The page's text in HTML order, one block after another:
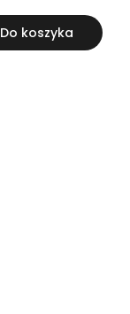
Do koszyka